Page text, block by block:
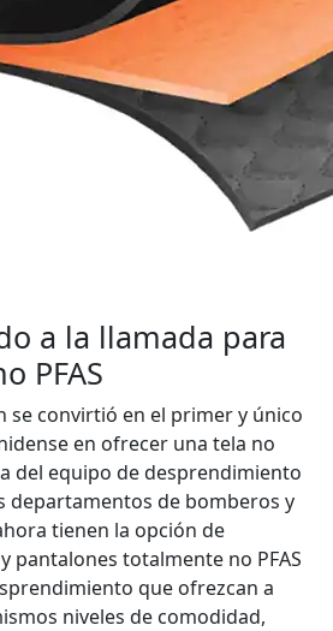
a la llamada para
PFAS
se convirtió en el primer y único
en ofrecer una tela no
del equipo de desprendimiento
departamentos de bomberos y
tienen la opción de
pantalones totalmente no PFAS
que ofrezcan a
niveles de comodidad,